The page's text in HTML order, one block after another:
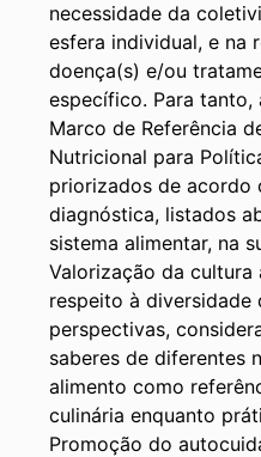
necessidade da
esfera individual, e na
doença(s) e/ou
específico. Para
Marco de Referência
Nutricional para
priorizados de acordo
diagnóstica, listados
sistema alimentar, na
Valorização da cultura
respeito à diversidade
perspectivas,
saberes de diferentes
alimento como
culinária enquanto
Promoção do